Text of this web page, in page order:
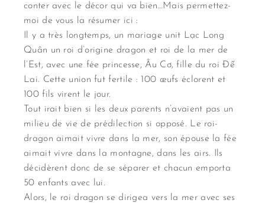
conter avec le décor qui va bien…Mais permettez-
moi de vous la résumer ici :
Il y a très longtemps, un mariage unit Lạc Long
Quân un roi d’origine dragon et roi de la mer de
l’Est, avec une fée princesse, Âu Cơ, fille du roi Đế
Lai. Cette union fut fertile : 100 œufs éclorent et
100 fils virent le jour.
Tout irait bien si les deux parents n’avaient pas un
milieu de vie de prédilection si opposé. Le roi-
dragon aimait vivre dans la mer, son épouse la fée
aimait vivre dans la montagne, dans les airs. Ils
décidèrent donc de se séparer et chacun emporta
50 enfants avec lui.
Alors, le roi dragon se dirigea vers la mer avec ses